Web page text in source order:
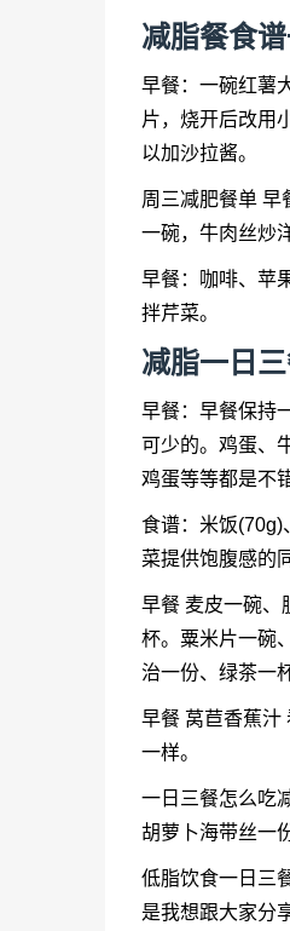
减脂餐食
早餐：一碗红薯
片，烧开后改用
以加沙拉酱。
周三减肥餐单 早
一碗，牛肉丝炒
早餐：咖啡、苹
拌芹菜。
减脂一日
早餐：早餐保持
可少的。鸡蛋、
鸡蛋等等都是不
食谱：米饭(70g)
菜提供饱腹感的
早餐 麦皮一碗、
杯。粟米片一碗
治一份、绿茶一
早餐 莴苣香蕉汁
一样。
一日三餐怎么吃
胡萝卜海带丝一
低脂饮食一日三
是我想跟大家分